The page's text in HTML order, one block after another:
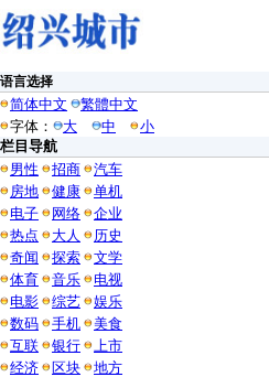
语言选择
简体中文
繁體中文
字体：
大 中
小
栏目导航
男性
招商
汽车
房地
健康
单机
电子
网络
企业
热点
大人
历史
奇闻
探索
文学
体育
音乐
电视
电影
综艺
娱乐
数码
手机
美食
互联
银行
上市
经济
区块
地方